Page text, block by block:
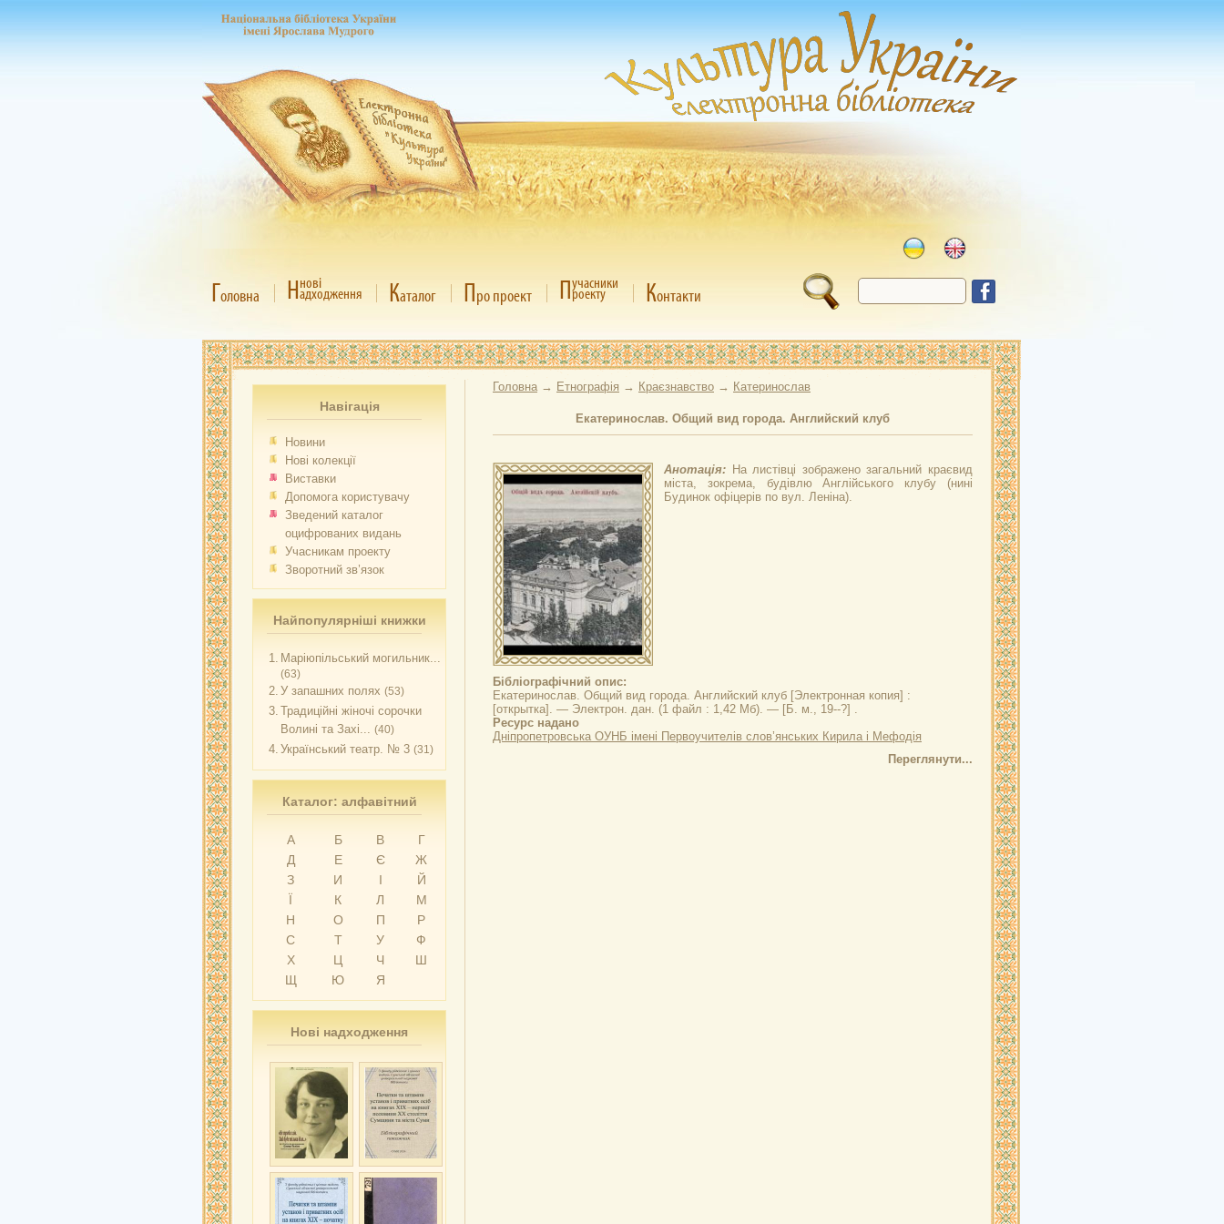
Головна Ннові
адходження Каталог Про проект Пучасники
роекту Контакти
Навігація
Новини
Нові колекції
Виставки
Допомога користувачу
Зведений каталог
оцифрованих видань
Учасникам проекту
Зворотний зв’язок
Найпопулярніші книжки
1. Маріюпільський могильник...
(63)
2. У запашних полях (53)
3. Традиційні жіночі сорочки
Волині та Захі... (40)
4. Український театр. № 3 (31)
Каталог: алфавітний
А Б В
Г
Д
Е Є
Ж
З
И І
Й
Ї
К Л
М
Н
О П
Р
С
Т У
Ф
Х
Ц Ч
Ш
Щ
Ю Я
Нові надходження
Головна → Етнографія → Краєзнавство → Катеринослав
Екатеринослав. Общий вид города. Английский клуб
Анотація: На листівці зображено загальний краєвид
міста, зокрема, будівлю Англійського клубу (нині
Будинок офіцерів по вул. Леніна).
Бібліографічний опис:
Екатеринослав. Общий вид города. Английский клуб [Электронная копия] :
[открытка]. — Электрон. дан. (1 файл : 1,42 Мб). — [Б. м., 19--?] .
Ресурс надано
Дніпропетровська ОУНБ імені Первоучителів слов’янських Кирила і Мефодія
Переглянути...